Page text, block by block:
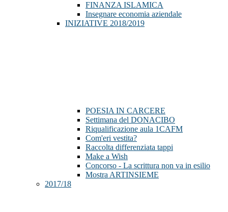
FINANZA ISLAMICA
Insegnare economia aziendale
INIZIATIVE 2018/2019
POESIA IN CARCERE
Settimana del DONACIBO
Riqualificazione aula 1CAFM
Com'eri vestita?
Raccolta differenziata tappi
Make a Wish
Concorso - La scrittura non va in esilio
Mostra ARTINSIEME
2017/18